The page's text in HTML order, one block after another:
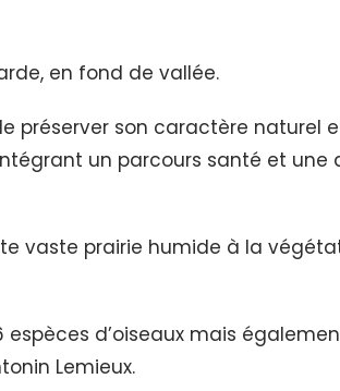
en fond de vallée.
préserver son caractère naturel
un parcours santé et une
vaste prairie humide à la
d’oiseaux mais
Lemieux.